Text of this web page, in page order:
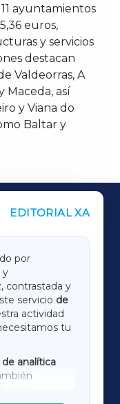
ayuntamientos
euros,
y servicios
destacan
Valdeorras, A
Maceda, así
y Viana do
Baltar y
EDITORIAL XA
por
y
contrastada y
servicio de
actividad
tu
analítica